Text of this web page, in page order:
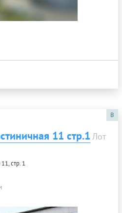
B
11 стр.1 Лот
стр. 1